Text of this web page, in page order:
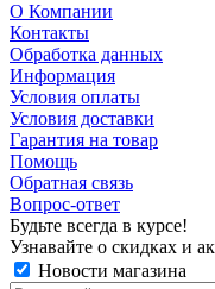
О Компании
Контакты
Обработка данных
Информация
Условия оплаты
Условия доставки
Гарантия на товар
Помощь
Обратная связь
Вопрос-ответ
Будьте всегда в курсе!
Узнавайте о скидках и
Новости магазина